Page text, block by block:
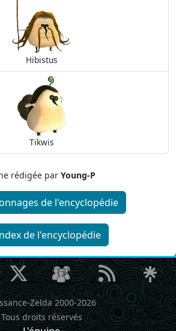
Hibistus
Tikwis
rédigée par Young-P
de l'encyclopédie
de l'encyclopédie
Zelda 2000-2026
Tous droits réservés